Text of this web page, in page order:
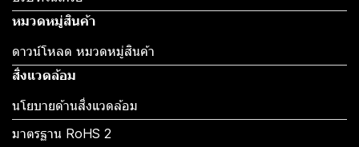
หมวดหมู่สินค้า
ดาวน์โหลด หมวดหมู่สินค้า
สิ่งแวดล้อม
นโยบายด้านสิ่งแวดล้อม
มาตรฐาน RoHS 2